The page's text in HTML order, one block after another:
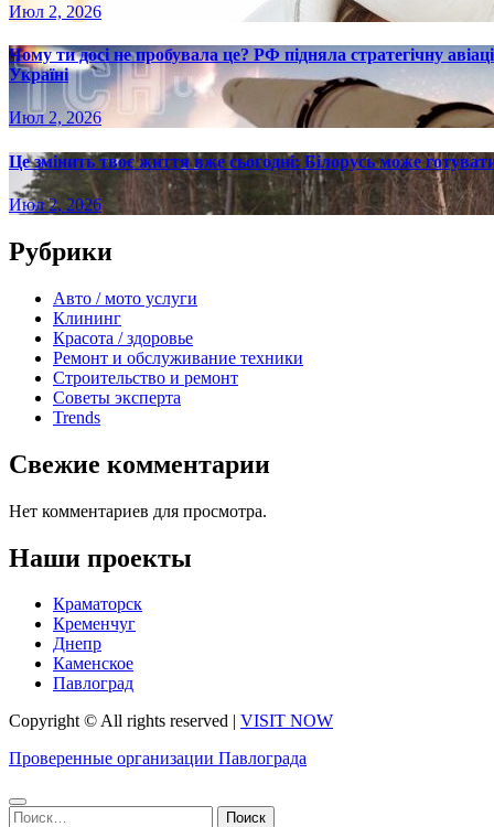
Июл 2, 2026
Чому ти досі не пробувала це? РФ підняла стратегічну
Україні
Июл 2, 2026
Це змінить твоє життя вже сьогодні: Білорусь може
Июл 2, 2026
Рубрики
Авто / мото услуги
Клининг
Красота / здоровье
Ремонт и обслуживание техники
Строительство и ремонт
Советы эксперта
Trends
Свежие комментарии
Нет комментариев для просмотра.
Наши проекты
Краматорск
Кременчуг
Днепр
Каменское
Павлоград
Copyright © All rights reserved | VISIT NOW
Проверенные организации Павлограда
Найти: